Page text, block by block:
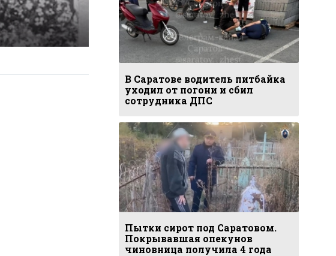
В Саратове водитель питбайка
уходил от погони и сбил
сотрудника ДПС
Пытки сирот под Саратовом.
Покрывавшая опекунов
чиновница получила 4 года